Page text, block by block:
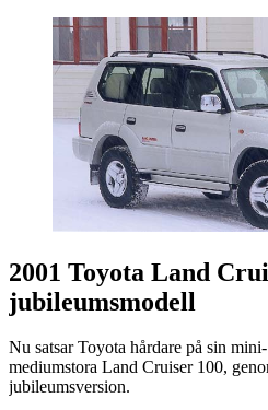
2001 Toyota Land
jubileumsmodell
Nu satsar Toyota hårdare på sin
mediumstora Land Cruiser 100,
jubileumsversion.